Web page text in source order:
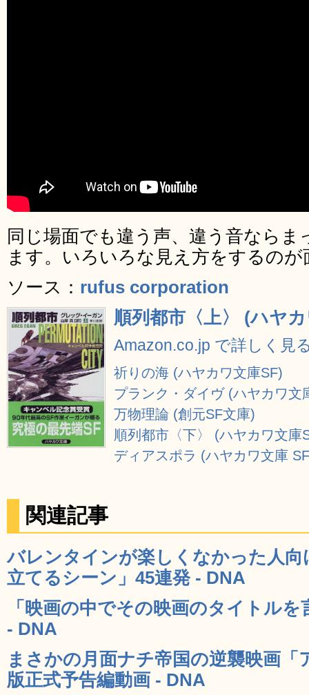
同じ場面でも違う声、違う音なら
ます。いろいろな見え方をするの
ソース： rufus corporation
順列都市〈上〉 (ハヤ
Amazon.co.jp で詳しく見
祈りの海 (ハヤカワ文庫SF)
プランク・ダイヴ (ハヤカワ文
万物理論 (創元SF文庫)
順列都市〈下〉 (ハヤカワ文庫
ディアスポラ (ハヤカワ文庫
関連記事
バレンタインが楽しくなかった人向
立てるシーン」45連発 - DNA
「映画の中でその映画のタイトル
- DNA
まさかの月面ナチ帝国の逆襲映画
版正式予告編動画 - DNA